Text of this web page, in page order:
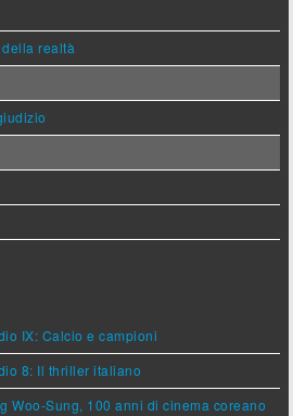
realtà
IX: Calcio e campioni
8: Il thriller italiano
Woo-Sung, 100 anni di cinema coreano